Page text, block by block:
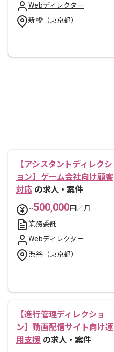
Webディレクター
新橋（東京都）
【アシスタントディレクシ
ョン】ゲーム会社向け顧客
対応 の求人・案件
~500,000円／月
業務委託
Webディレクター
渋谷（東京都）
【進行管理ディレクショ
ン】動画配信サイト向け運
用支援 の求人・案件